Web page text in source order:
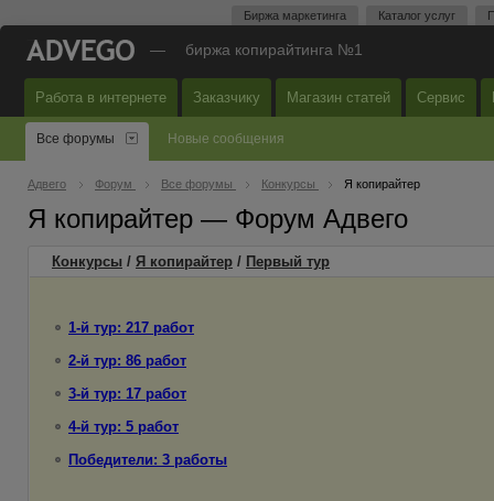
Биржа маркетинга Каталог услуг
— биржа копирайтинга №1
Работа в интернете Заказчику Магазин статей Сервис
Все форумы Новые сообщения
Адвего Форум Все форумы Конкурсы Я копирайтер
Я копирайтер — Форум Адвего
Конкурсы / Я копирайтер / Первый тур
1-й тур: 217 работ
2-й тур: 86 работ
3-й тур: 17 работ
4-й тур: 5 работ
Победители: 3 работы